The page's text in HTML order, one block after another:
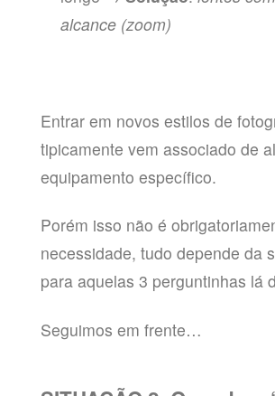
alcance (zoom)
Entrar em novos estilos de
tipicamente vem associado de
equipamento específico.
Porém isso não é
necessidade, tudo depende da
para aquelas 3 perguntinhas lá
Seguimos em frente…